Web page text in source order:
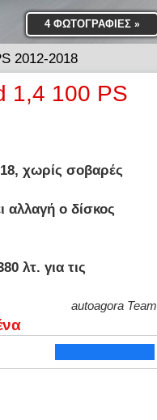
4 ΦΩΤΟΓΡΑΦΙΕΣ»
2012-2018
1,4 100 PS
χωρίς σοβαρές
αλλαγή ο δίσκος
λτ. για τις
autoagora Team